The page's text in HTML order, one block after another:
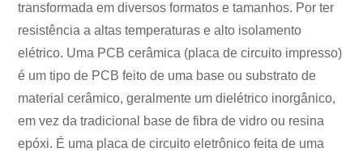
transformada em diversos formatos e tamanhos. Por ter
resistência a altas temperaturas e alto isolamento
elétrico. Uma PCB cerâmica (placa de circuito impresso)
é um tipo de PCB feito de uma base ou substrato de
material cerâmico, geralmente um dielétrico inorgânico,
em vez da tradicional base de fibra de vidro ou resina
epóxi. É uma placa de circuito eletrônico feita de uma